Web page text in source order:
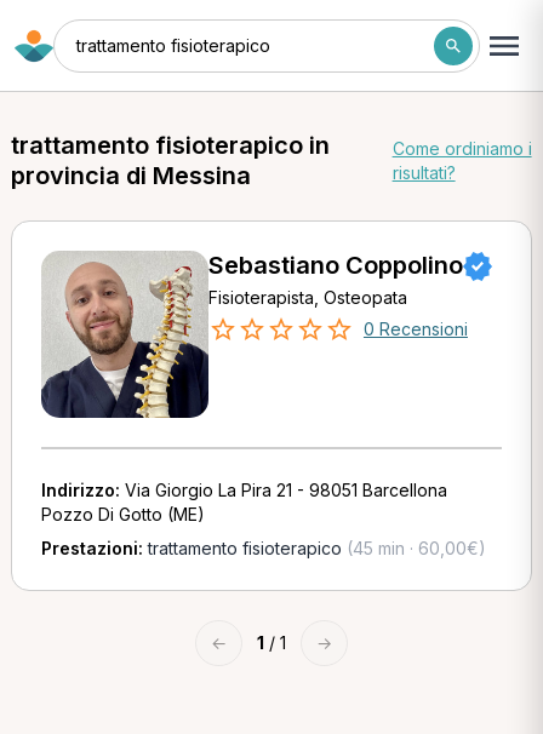
trattamento fisioterapico
trattamento fisioterapico in
provincia di Messina
Come ordiniamo i
risultati?
Sebastiano Coppolino
Fisioterapista, Osteopata
0 Recensioni
Indirizzo: Via Giorgio La Pira 21 - 98051 Barcellona
Pozzo Di Gotto (ME)
Prestazioni:trattamento fisioterapico (45 min · 60,00€)
← 1 / 1 →